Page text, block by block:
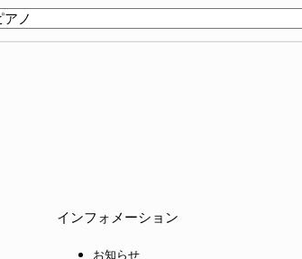
インフォメーション
お知らせ